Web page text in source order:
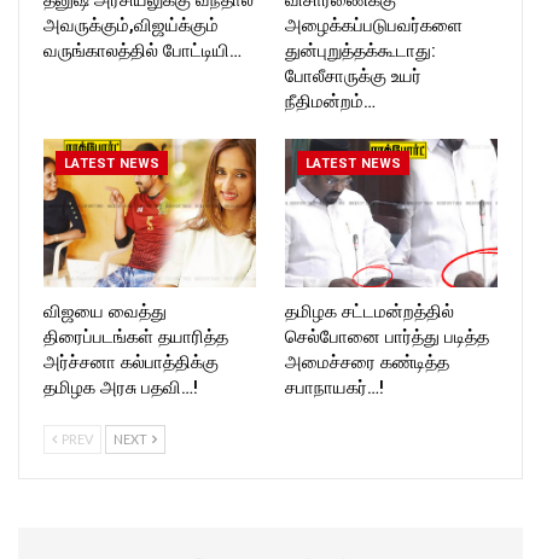
அவருக்கும்,விஜய்க்கும்
வருங்காலத்தில் போட்டியி…
அழைக்கப்படுபவர்களை
துன்புறுத்தக்கூடாது:
போலீசாருக்கு உயர்
நீதிமன்றம்…
LATEST NEWS
விஜயை வைத்து
திரைப்படங்கள் தயாரித்த
அர்ச்சனா கல்பாத்திக்கு
தமிழக அரசு பதவி…!
LATEST NEWS
தமிழக சட்டமன்றத்தில்
செல்போனை பார்த்து படித்த
அமைச்சரை கண்டித்த
சபாநாயகர்…!
PREV NEXT